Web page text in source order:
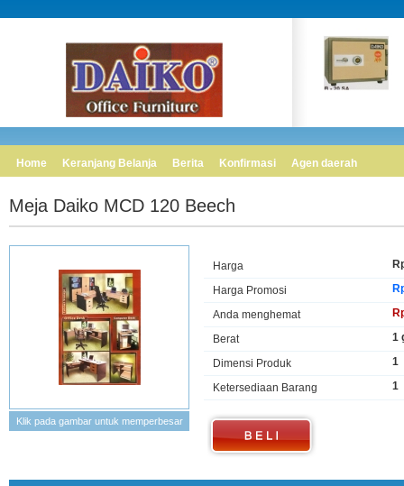
Home Keranjang Belanja Berita Konfirmasi Agen daerah
Meja Daiko MCD 120 Beech
Klik pada gambar untuk memperbesar
Harga
Harga Promosi
Anda menghemat
Berat 1
Dimensi Produk 1
Ketersediaan Barang 1